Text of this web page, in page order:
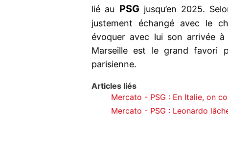
lié au PSGjusqu’en 2025.
justement échangé avec le
évoquer avec lui son arrivée
Marseille est le grand favori
parisienne.
Articles liés
Mercato - PSG : En Italie, on
Mercato - PSG : Leonardo